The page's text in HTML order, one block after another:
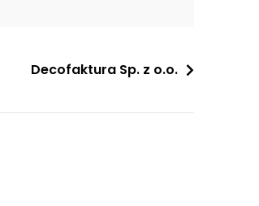
Decofaktura Sp. z o.o.